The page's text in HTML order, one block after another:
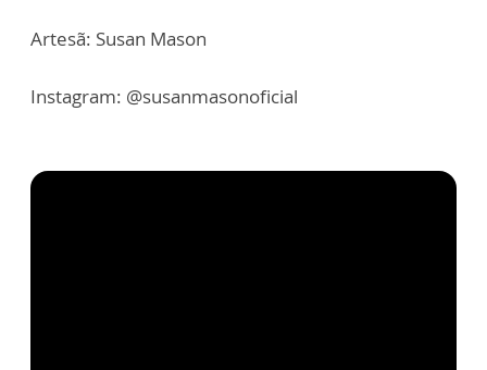
Artesã: Susan Mason
Instagram: @susanmasonoficial